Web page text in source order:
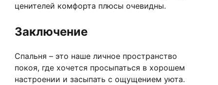
ценителей комфорта плюсы очевидны.
Заключение
Спальня – это наше личное пространство
покоя, где хочется просыпаться в хорошем
настроении и засыпать с ощущением уюта.